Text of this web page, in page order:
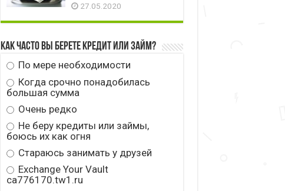
27.05.2020
Как часто вы берете кредит или займ?
По мере необходимости
Когда срочно понадобилась
большая сумма
Очень редко
Не беру кредиты или займы,
боюсь их как огня
Стараюсь занимать у друзей
Exchange Your Vault
ca776170.tw1.ru